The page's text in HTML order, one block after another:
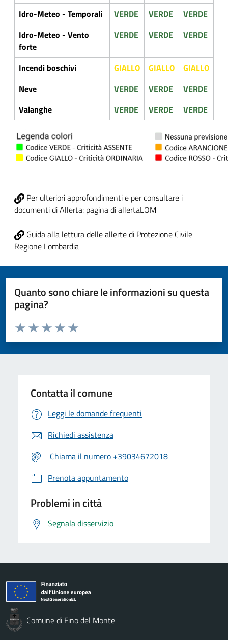
Idro-Meteo - Temporali VERDE VERDE
VERDE
Idro-Meteo - Vento
forte
VERDE VERDE VERDE
Incendi boschivi GIALLO GIALLO
GIALLO
Neve
VERDE VERDE
VERDE
Valanghe
VERDE VERDE VERDE
Per ulteriori approfondimenti e per consultare i
documenti di Allerta: pagina di allertaLOM
Guida alla lettura delle allerte di Protezione Civile
Regione Lombardia
Quanto sono chiare le informazioni su questa
pagina?
Valuta da 1 a 5 stelle la pagina
Valuta 5 stelle su 5
Valuta 4 stelle su 5
Valuta 3 stelle su 5
Valuta 2 stelle su 5
Valuta 1 stelle su 5
Contatta il comune
Leggi le domande frequenti
Richiedi assistenza
Chiama il numero +39034672018
Prenota appuntamento
Problemi in città
Segnala disservizio
Comune di Fino del Monte